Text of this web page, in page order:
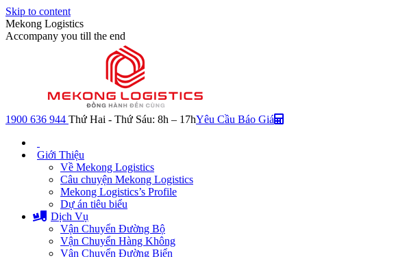
Skip to content
Mekong Logistics
Accompany you till the end
1900 636 944 Thứ Hai - Thứ Sáu: 8h – 17hYêu Cầu Báo Giá
Giới Thiệu
Về Mekong Logistics
Câu chuyện Mekong Logistics
Mekong Logistics’s Profile
Dự án tiêu biểu
Dịch Vụ
Vận Chuyển Đường Bộ
Vận Chuyển Hàng Không
Vận Chuyển Đường Biển